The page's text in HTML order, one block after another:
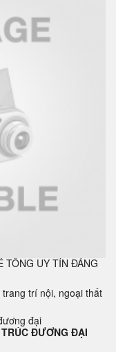
TÔNG UY TÍN ĐÁNG
trí nội, ngoại thất
ĐƯƠNG ĐẠI